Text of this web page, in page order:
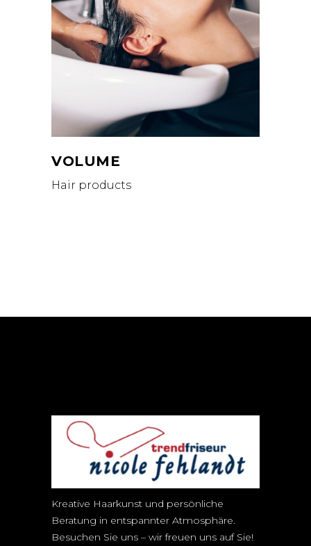
VOLUME
Hair products
Kreative Haarkunst und persönliche
Beratung in entspannter Atmosphäre.
Besuchen Sie uns – wir freuen uns auf Sie!